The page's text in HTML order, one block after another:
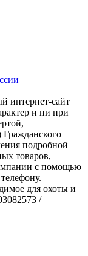
интернет-сайт
и ни при
подробной
товаров,
с помощью
для охоты и
/